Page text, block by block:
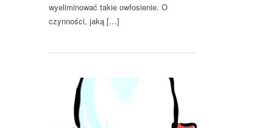
wyeliminować takie owłosienie. O
czynności, jaką […]